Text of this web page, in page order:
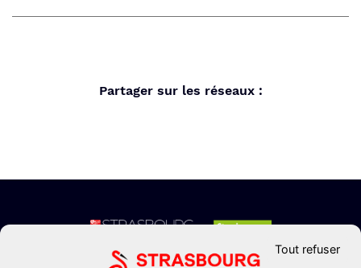
Partager sur les réseaux :
Tout refuser